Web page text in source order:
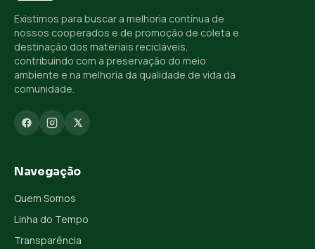
Existimos para buscar a melhoria contínua de
nossos cooperados e de promoção de coleta e
destinação dos materiais recicláveis,
contribuindo com a preservação do meio
ambiente e na melhoria da qualidade de vida da
comunidade.
Navegação
Quem Somos
Linha do Tempo
Transparência